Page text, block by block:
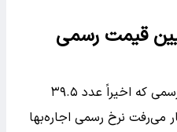
قیمت رسمی
وی افزود: با توجه به نرخ تورم رسمی که اخیراً عدد ۳۹.۵
می‌رفت نرخ رسمی اجاره‌بها